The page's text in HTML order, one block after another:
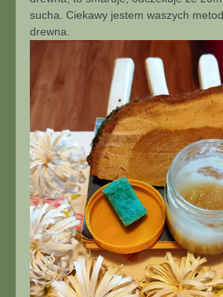
sucha. Ciekawy jestem waszych
drewna.